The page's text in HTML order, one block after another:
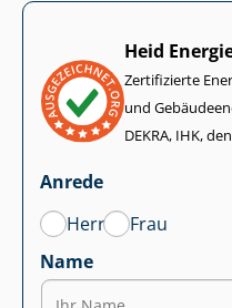
Heid
Zertifizierte
und
DEKRA, IHK,
Anrede
Herr
Frau
Name